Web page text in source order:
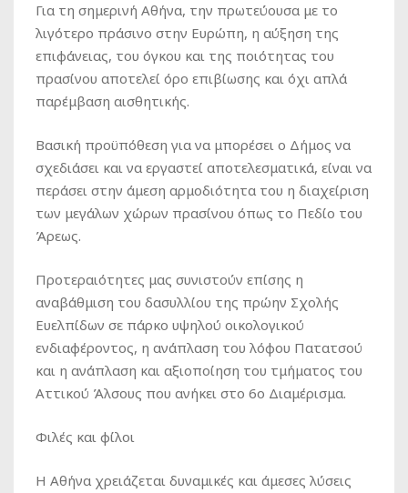
Για τη σημερινή Αθήνα, την πρωτεύουσα με το
λιγότερο πράσινο στην Ευρώπη, η αύξηση της
επιφάνειας, του όγκου και της ποιότητας του
πρασίνου αποτελεί όρο επιβίωσης και όχι απλά
παρέμβαση αισθητικής.
Βασική προϋπόθεση για να μπορέσει ο Δήμος να
σχεδιάσει και να εργαστεί αποτελεσματικά, είναι να
περάσει στην άμεση αρμοδιότητα του η διαχείριση
των μεγάλων χώρων πρασίνου όπως το Πεδίο του
Άρεως.
Προτεραιότητες μας συνιστούν επίσης η
αναβάθμιση του δασυλλίου της πρώην Σχολής
Ευελπίδων σε πάρκο υψηλού οικολογικού
ενδιαφέροντος, η ανάπλαση του λόφου Πατατσού
και η ανάπλαση και αξιοποίηση του τμήματος του
Αττικού Άλσους που ανήκει στο 6ο Διαμέρισμα.
Φιλές και φίλοι
Η Αθήνα χρειάζεται δυναμικές και άμεσες λύσεις